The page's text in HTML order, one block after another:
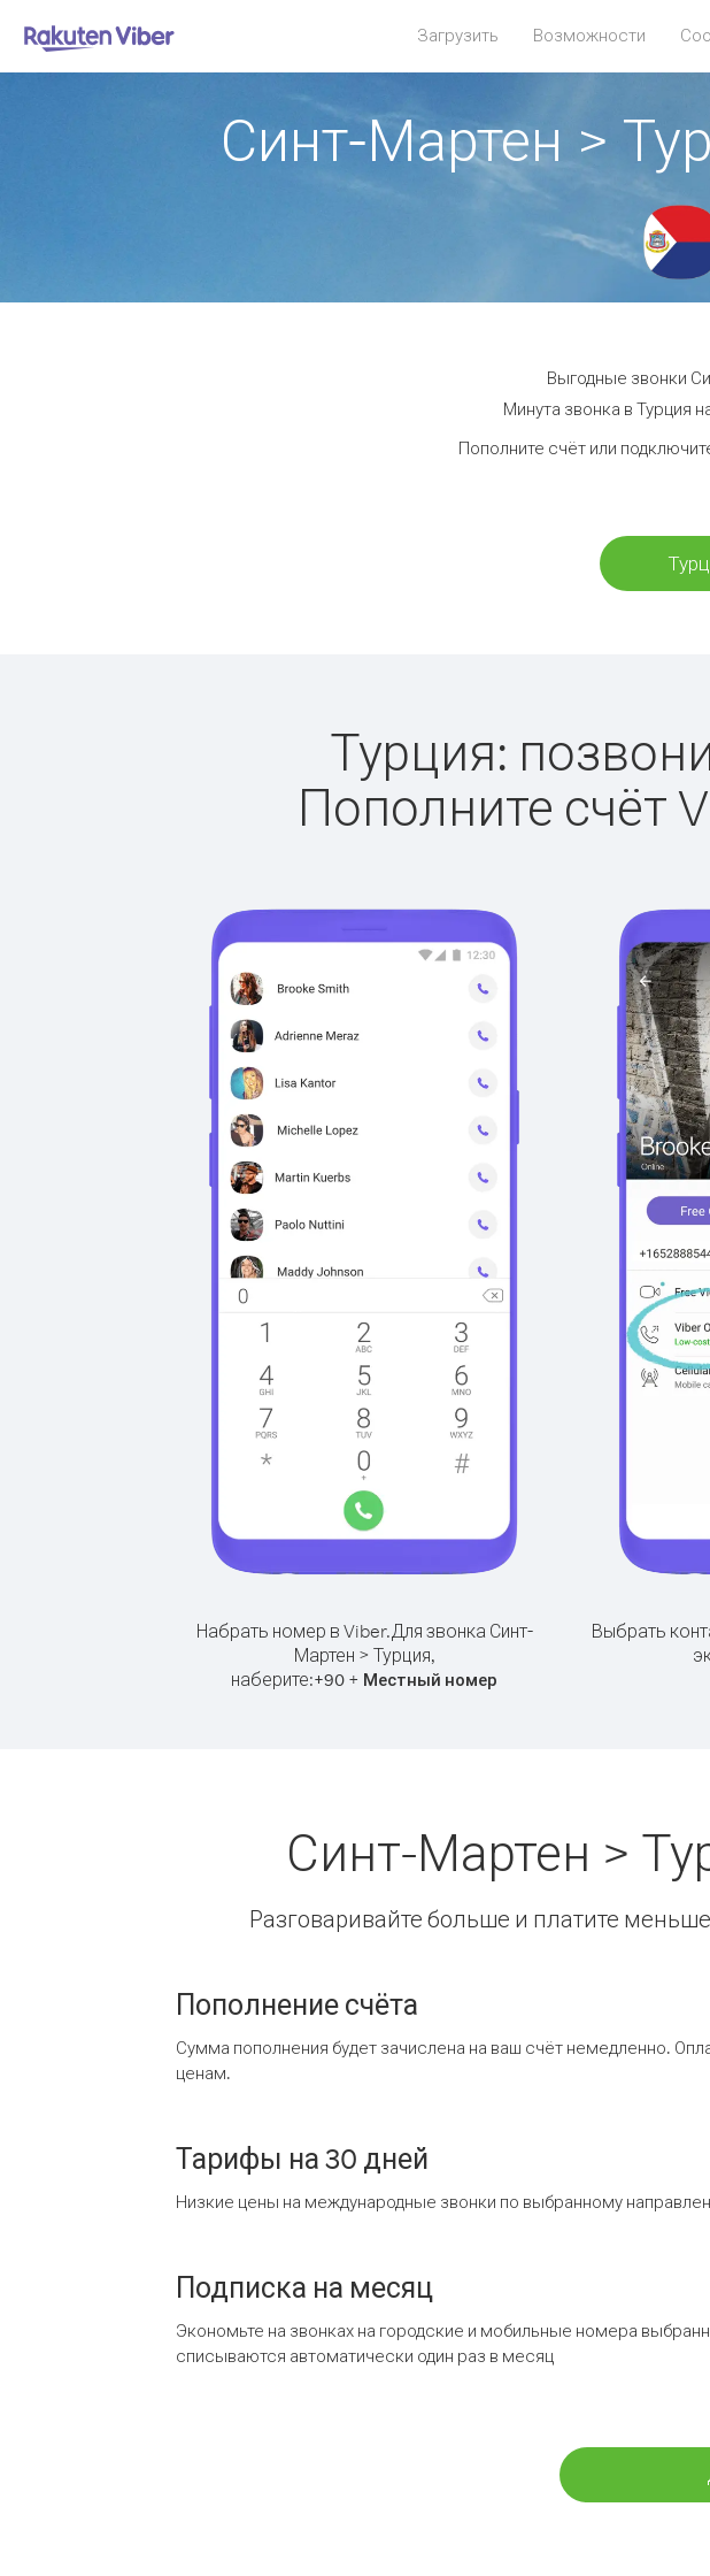
Загрузить Возможности
Синт-Мартен >
Выгодные звонки
Минута звонка в Турция
Пополните счёт или
Турция:
Пополните счёт
Набрать номер в Viber.Для звонка Синт-
Мартен > Турция,
наберите:+90 + Местный номер
Выбрать
Синт-Мартен >
Разговаривайте больше и платите
Пополнение счёта
Сумма пополнения будет зачислена на ваш счёт немедленно.
ценам.
Тарифы на 30 дней
Низкие цены на международные звонки по выбранному
Подписка на месяц
Экономьте на звонках на городские и мобильные номера
списываются автоматически один раз в месяц